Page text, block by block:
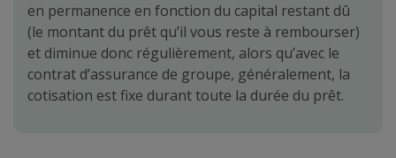
en permanence en fonction du capital restant dû
(le montant du prêt qu’il vous reste à rembourser)
et diminue donc régulièrement, alors qu’avec le
contrat d’assurance de groupe, généralement, la
cotisation est fixe durant toute la durée du prêt.